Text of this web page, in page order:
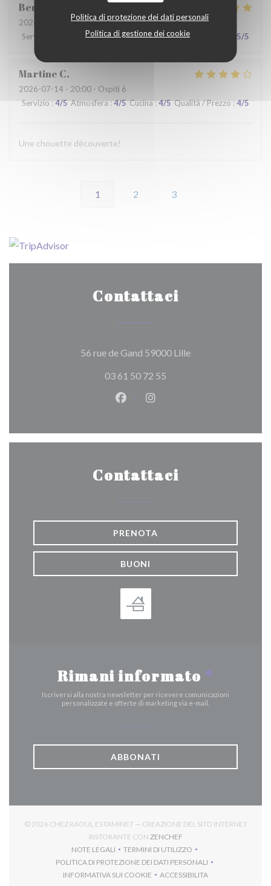
Politica di protezione dei dati personali
Politica di gestione dei cookie
Benjamin
2026-07-19
- 12:30 - Ospiti 2
Servizio
Atmosfera:5/5 Cucina:5/5 Qualità / Prezzo 5/5
Martine C
2026-07-14 - 20:00 - Ospiti 6
Servizio:4/5 Atmosfera:4/5 Cucina:4/5 Qualità / Prezzo : 4/5
Une chouette découverte!
1 2 3
Contattaci
56 rue de Gand 59000 Lille((apre una nuova
03 61 50 72 55
Facebook ((apre una nuova
Instagram ((apre una
Contattaci
PRENOTA
BUONI
Rimani informato *
Iscriversi alla nostra newsletter per ricevere comunicazioni
personalizzate e offerte di marketing via e-mail.
ABBONATI
© 2026 CHEZ RAOUL ESTAMINET — CREAZIONE DEL SITO INTERNET
RISTORANTE CON ZENCHEF((APRE UNA NUOVA
NOTE LEGALI
((APRE UNA NUOVA FINESTRA))
TERMINI DI UTILIZZO
((APRE UNA NUOVA FINESTRA))
POLITICA DI PROTEZIONE DEI DATI PERSONALI
((APRE UNA NUOVA FINESTRA))
INFORMATIVA SUI COOKIE
((APRE UNA NUOVA FINESTRA))
ACCESSIBILITA
((APRE UNA NUOVA